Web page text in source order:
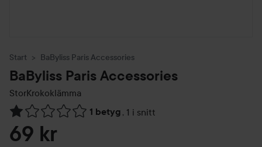
Start BaByliss Paris Accessories
BaByliss Paris Accessories
StorKrokoklämma
1 betyg , 1 i snitt
Hoppa till Betyg & kommentarer
69 kr